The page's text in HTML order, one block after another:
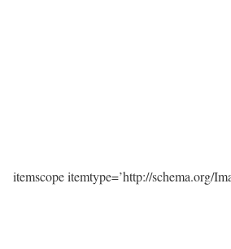
itemscope itemtype=’http://schema.org/